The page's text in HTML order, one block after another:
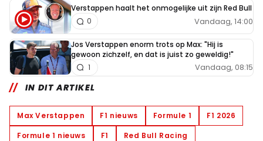
Verstappen haalt het onmogelijke uit zijn Red Bull
Vandaag, 14:00
0
Jos Verstappen enorm trots op Max: "Hij is
gewoon zichzelf, en dat is juist zo geweldig!"
Vandaag, 08:15
1
IN DIT ARTIKEL
Max Verstappen F1 nieuws Formule 1
F1 2026
Formule 1 nieuws
F1 Red Bull Racing